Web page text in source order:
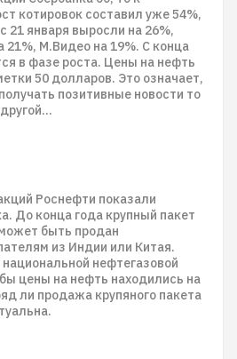
котировок составил уже 54%,
21 января выросли на 26%,
21%, М.Видео на 19%. С конца
в фазе роста. Цены на нефть
50 долларов. Это означает,
позитивные новости то
Роснефти показали
До конца года крупный пакет
быть продан
из Индии или Китая.
нефтегазовой
цены на нефть находились на
ли продажа крупяного пакета